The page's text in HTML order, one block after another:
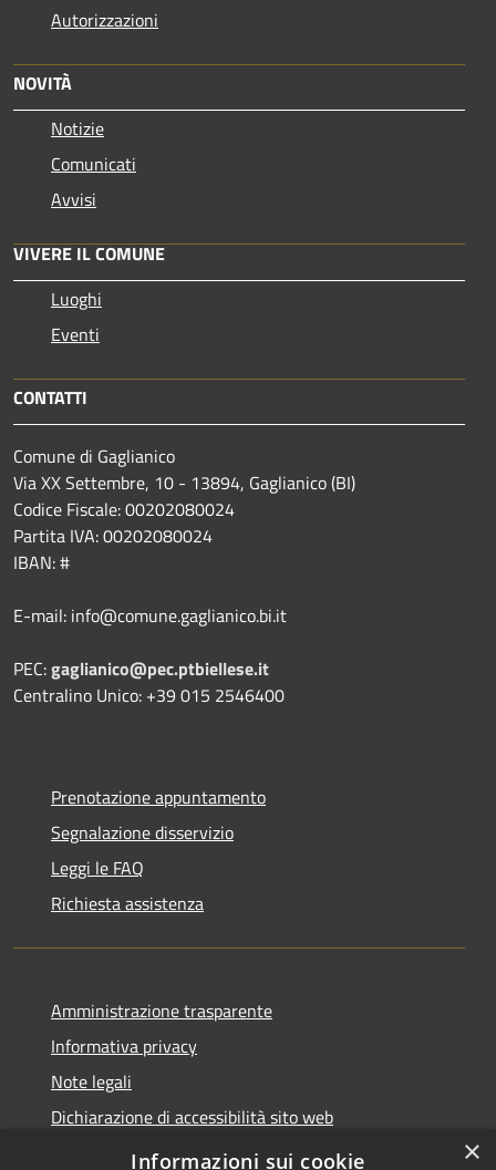
Autorizzazioni
NOVITÀ
Notizie
Comunicati
Avvisi
VIVERE IL COMUNE
Luoghi
Eventi
CONTATTI
Comune di Gaglianico
Via XX Settembre, 10 - 13894, Gaglianico (BI)
Codice Fiscale: 00202080024
Partita IVA: 00202080024
IBAN: #
E-mail: info@comune.gaglianico.bi.it
PEC:gaglianico@pec.ptbiellese.it
Centralino Unico: +39 015 2546400
Prenotazione appuntamento
Segnalazione disservizio
Leggi le FAQ
Richiesta assistenza
Amministrazione trasparente
Informativa privacy
Note legali
Dichiarazione di accessibilità sito web
WhistleblowingPA
×
Informazioni sui cookie